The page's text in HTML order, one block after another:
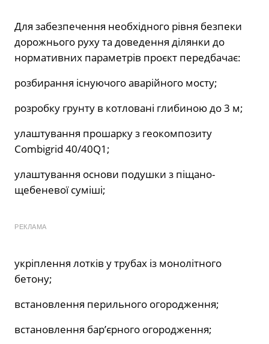
Для забезпечення необхідного рівня безпеки
дорожнього руху та доведення ділянки до
нормативних параметрів проєкт передбачає:
розбирання існуючого аварійного мосту;
розробку грунту в котловані глибиною до 3 м;
улаштування прошарку з геокомпозиту
Combigrid 40/40Q1;
улаштування основи подушки з піщано-
щебеневої суміші;
РЕКЛАМА
укріплення лотків у трубах із монолітного
бетону;
встановлення перильного огородження;
встановлення бар’єрного огородження;